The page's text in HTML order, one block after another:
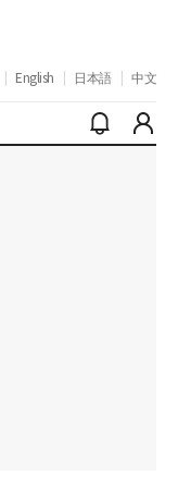
English 日本語 中文